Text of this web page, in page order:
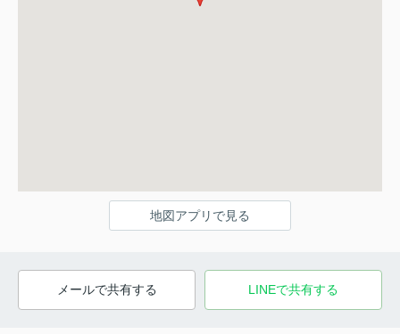
地図アプリで見る
メールで共有する LINEで共有する